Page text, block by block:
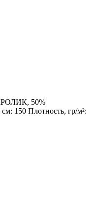
50%
150 Плотность, гр/м²: